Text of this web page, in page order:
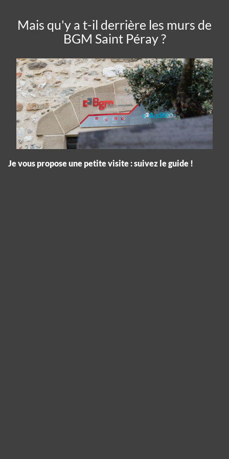
Mais qu'y a t-il derrière les murs de
BGM Saint Péray ?
Je vous propose une petite visite : suivez le guide !